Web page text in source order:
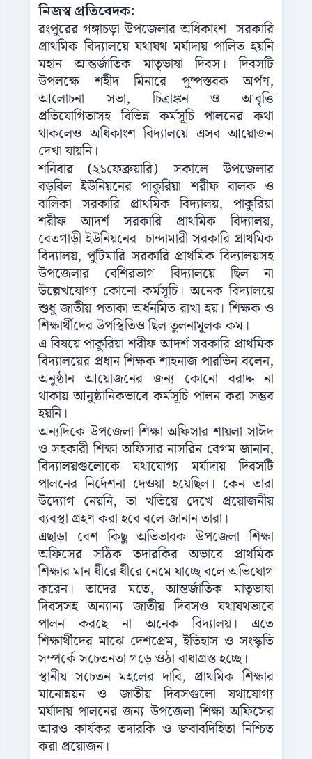
নিজস্ব প্রতিবেদক:
রংপুরের গঙ্গাচড়া উপজেলার অধিকাংশ সরকারি
প্রাথমিক বিদ্যালয়ে যথাযথ মর্যাদায় পালিত হয়নি
মহান আন্তর্জাতিক মাতৃভাষা দিবস। দিবসটি
উপলক্ষে শহীদ মিনারে পুষ্পস্তবক অর্পণ,
আলোচনা সভা, চিত্রাঙ্কন ও আবৃত্তি
প্রতিযোগিতাসহ বিভিন্ন কর্মসূচি পালনের কথা
থাকলেও অধিকাংশ বিদ্যালয়ে এসব আয়োজন
দেখা যায়নি।
শনিবার (২১ফেব্রুয়ারি) সকালে উপজেলার
বড়বিল ইউনিয়নের পাকুরিয়া শরীফ বালক ও
বালিকা সরকারি প্রাথমিক বিদ্যালয়, পাকুরিয়া
শরীফ আদর্শ সরকারি প্রাথমিক বিদ্যালয়,
বেতগাড়ী ইউনিয়নের চান্দামারী সরকারি প্রাথমিক
বিদ্যালয়, পুটিমারি সরকারি প্রাথমিক বিদ্যালয়সহ
উপজেলার বেশিরভাগ বিদ্যালয়ে ছিল না
উল্লেখযোগ্য কোনো কর্মসূচি। অনেক বিদ্যালয়ে
শুধু জাতীয় পতাকা অর্ধনমিত রাখা হয়। শিক্ষক ও
শিক্ষার্থীদের উপস্থিতিও ছিল তুলনামূলক কম।
এ বিষয়ে পাকুরিয়া শরীফ আদর্শ সরকারি প্রাথমিক
বিদ্যালয়ের প্রধান শিক্ষক শাহনাজ পারভিন বলেন,
অনুষ্ঠান আয়োজনের জন্য কোনো বরাদ্দ না
থাকায় আনুষ্ঠানিকভাবে কর্মসূচি পালন করা সম্ভব
হয়নি।
অন্যদিকে উপজেলা শিক্ষা অফিসার শায়লা সাঈদ
ও সহকারী শিক্ষা অফিসার নাসরিন বেগম জানান,
বিদ্যালয়গুলোকে যথাযোগ্য মর্যাদায় দিবসটি
পালনের নির্দেশনা দেওয়া হয়েছিল। কেন তারা
উদ্যোগ নেয়নি, তা খতিয়ে দেখে প্রয়োজনীয়
ব্যবস্থা গ্রহণ করা হবে বলে জানান তারা।
এছাড়া বেশ কিছু অভিভাবক উপজেলা শিক্ষা
অফিসের সঠিক তদারকির অভাবে প্রাথমিক
শিক্ষার মান ধীরে ধীরে নেমে যাচ্ছে বলে অভিযোগ
করেন। তাদের মতে, আন্তর্জাতিক মাতৃভাষা
দিবসসহ অন্যান্য জাতীয় দিবসও যথাযথভাবে
পালন করছে না অনেক বিদ্যালয়। এতে
শিক্ষার্থীদের মাঝে দেশপ্রেম, ইতিহাস ও সংস্কৃতি
সম্পর্কে সচেতনতা গড়ে ওঠা বাধাগ্রস্ত হচ্ছে।
স্থানীয় সচেতন মহলের দাবি, প্রাথমিক শিক্ষার
মানোন্নয়ন ও জাতীয় দিবসগুলো যথাযোগ্য
মর্যাদায় পালনের জন্য উপজেলা শিক্ষা অফিসের
আরও কার্যকর তদারকি ও জবাবদিহিতা নিশ্চিত
করা প্রয়োজন।